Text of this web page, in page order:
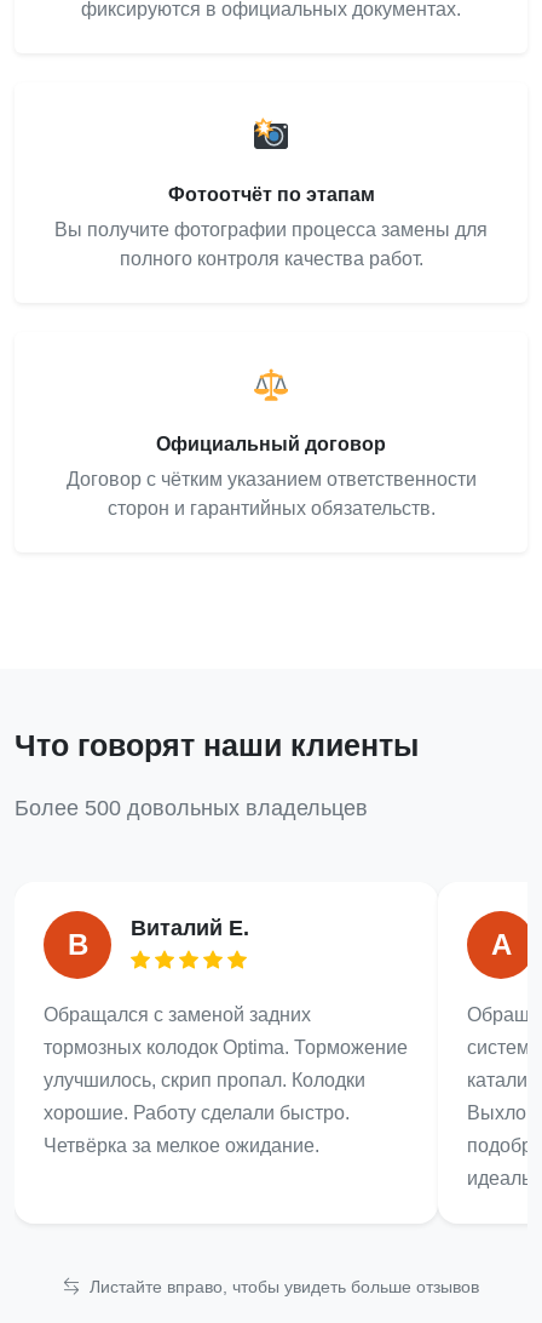
фиксируются в официальных документах.
Фотоотчёт по этапам
Вы получите фотографии процесса замены для
полного контроля качества работ.
Официальный договор
Договор с чётким указанием ответственности
сторон и гарантийных обязательств.
Что говорят наши клиенты
Более 500 довольных владельцев
В
Виталий Е.
Обращался с заменой задних
тормозных колодок Optima. Торможение
улучшилось, скрип пропал. Колодки
хорошие. Работу сделали быстро.
Четвёрка за мелкое ожидание.
А
Выхлоп
Листайте вправо, чтобы увидеть больше отзывов